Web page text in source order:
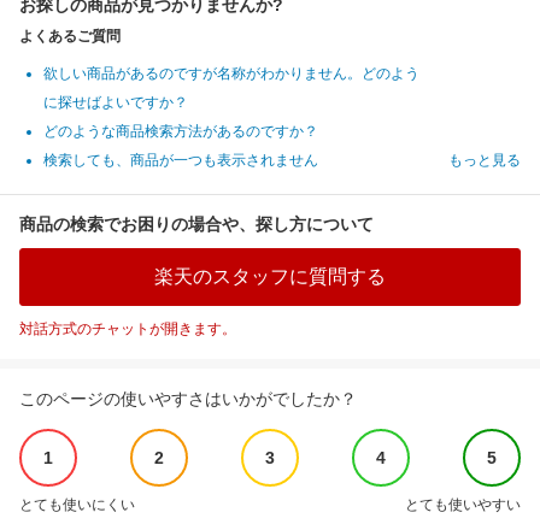
お探しの商品が見つかりませんか?
よくあるご質問
欲しい商品があるのですが名称がわかりません。どのよう
に探せばよいですか？
どのような商品検索方法があるのですか？
検索しても、商品が一つも表示されません
もっと見る
商品の検索でお困りの場合や、探し方について
楽天のスタッフに質問する
対話方式のチャットが開きます。
このページの使いやすさはいかがでしたか？
1 2 3 4 5
とても使いにくい とても使いやすい